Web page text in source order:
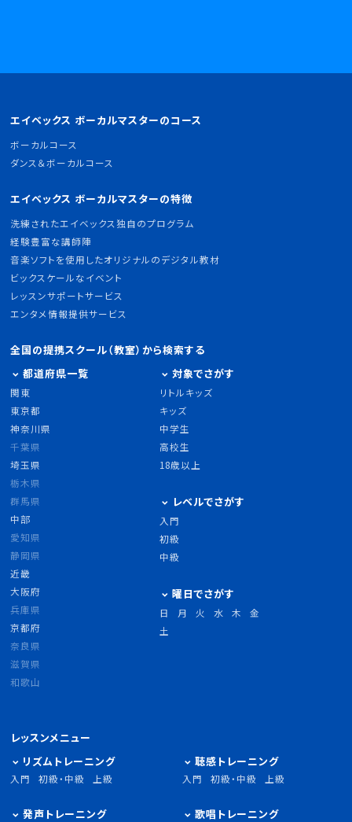
エイベックス ボーカルマスターのコース
ボーカルコース
ダンス＆ボーカルコース
エイベックス ボーカルマスターの特徴
洗練されたエイベックス独自のプログラム
経験豊富な講師陣
音楽ソフトを使用したオリジナルのデジタル教材
ビックスケールなイベント
レッスンサポートサービス
エンタメ情報提供サービス
全国の提携スクール（教室）から検索する
都道府県一覧
関東
東京都
神奈川県
千葉県
埼玉県
栃木県
群馬県
中部
愛知県
静岡県
近畿
大阪府
兵庫県
京都府
奈良県
滋賀県
和歌山
対象でさがす
リトルキッズ
キッズ
中学生
高校生
18歳以上
レベルでさがす
入門
初級
中級
曜日でさがす
日 月 火 水 木
金
土
レッスンメニュー
リズムトレーニング
入門 初級・中級 上級
聴感トレーニング
入門 初級・中級 上級
発声トレーニング 歌唱トレーニング